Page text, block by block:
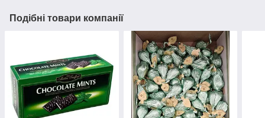
Подібні товари компанії